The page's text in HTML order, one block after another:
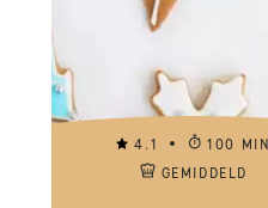
4.1
100 MIN
GEMIDDELD